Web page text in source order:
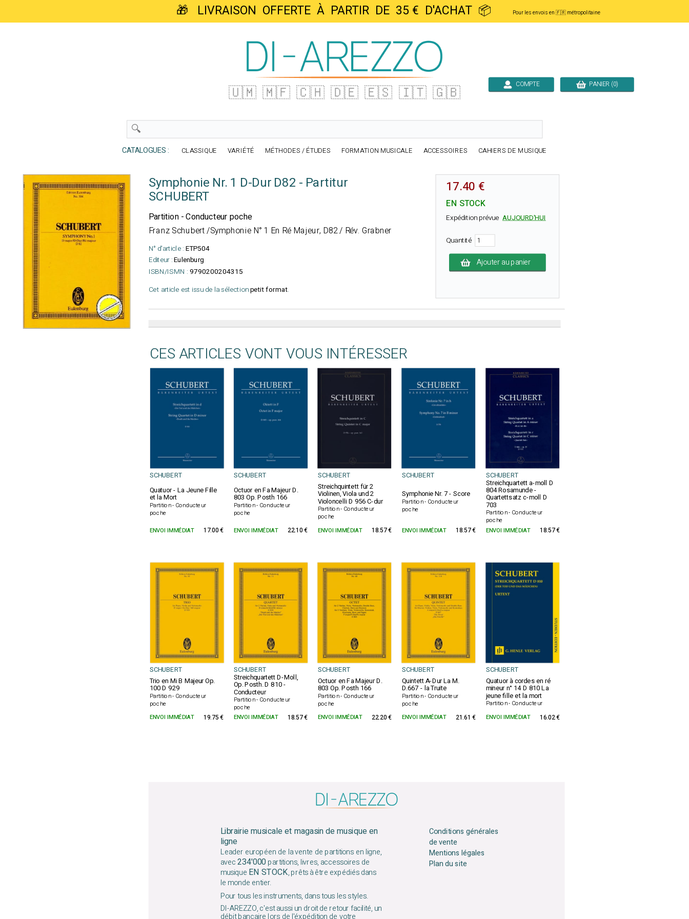
🎁 LIVRAISON OFFERTE À PARTIR DE 35 € D'ACHAT 📦 Pour les envois en 🇫🇷 métropolitaine
🇺🇲 🇲🇫 🇨🇭 🇩🇪 🇪🇸 🇮🇹 🇬🇧 COMPTE PANIER (0)
CATALOGUES : CLASSIQUE VARIÉTÉ MÉTHODES / ÉTUDES FORMATION MUSICALE ACCESSOIRES CAHIERS DE MUSIQUE
Symphonie Nr. 1 D-Dur D82 - Partitur
SCHUBERT
Partition - Conducteur poche
Franz Schubert /Symphonie N° 1 En Ré Majeur, D82 / Rév. Grabner
N° d'article : ETP504
Editeur :Eulenburg
ISBN/ISMN : 9790200204315
Cet article est issu de la sélectionpetit format.
17.40 €
EN STOCK
Expédition prévue AUJOURD'HUI
Quantité
Ajouter au panier
CES ARTICLES VONT VOUS INTÉRESSER
SCHUBERT SCHUBERT SCHUBERT SCHUBERT SCHUBERT
Quatuor - La Jeune Fille
et la Mort
Partition - Conducteur
poche
Octuor en Fa Majeur D.
803 Op. Posth 166
Partition - Conducteur
poche
Streichquintett für 2
Violinen, Viola und 2
Violoncelli D 956 C-dur
Partition - Conducteur
poche
Symphonie Nr. 7 - Score
Partition - Conducteur
poche
Streichquartett a-moll D
804 Rosamunde -
Quartettsatz c-moll D
703
Partition - Conducteur
poche
ENVOI IMMÉDIAT 17.00 € ENVOI IMMÉDIAT 22.10 € ENVOI IMMÉDIAT 18.57 € ENVOI IMMÉDIAT 18.57 € ENVOI IMMÉDIAT 18.57 €
SCHUBERT SCHUBERT SCHUBERT SCHUBERT
SCHUBERT
Trio en Mi B Majeur Op.
100 D 929
Partition - Conducteur
poche
Streichquartett D-Moll,
Op. Posth. D 810 -
Conducteur
Partition - Conducteur
poche
Octuor en Fa Majeur D.
803 Op. Posth 166
Partition - Conducteur
poche
Quintett A-Dur La M.
D.667 - la Truite
Partition - Conducteur
poche
Quatuor à cordes en ré
mineur n° 14 D 810 La
jeune fille et la mort
Partition - Conducteur
ENVOI IMMÉDIAT 19.75 € ENVOI IMMÉDIAT 18.57 € ENVOI IMMÉDIAT 22.20 € ENVOI IMMÉDIAT 21.61 € ENVOI IMMÉDIAT 16.02 €
Librairie musicale et magasin de musique en
ligne
Leader européen de la vente de partitions en ligne,
avec234'000partitions, livres, accessoires de
musique EN STOCK, prêts à être expédiés dans
le monde entier.
Pour tous les instruments, dans tous les styles.
DI-AREZZO, c'est aussi un droit de retour facilité, un
débit bancaire lors de l'éxpédition de votre
Conditions générales
de vente
Mentions légales
Plan du site